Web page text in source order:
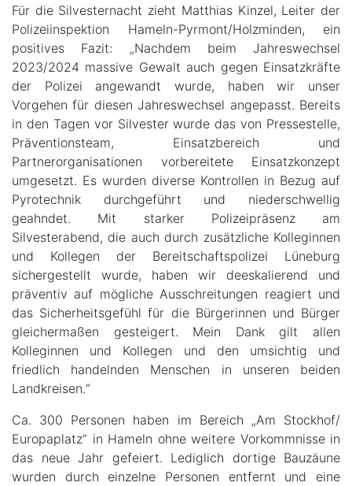
Für die Silvesternacht zieht Matthias Kinzel, Leiter der
Polizeiinspektion Hameln-Pyrmont/Holzminden, ein
positives Fazit: „Nachdem beim Jahreswechsel
2023/2024 massive Gewalt auch gegen Einsatzkräfte
der Polizei angewandt wurde, haben wir unser
Vorgehen für diesen Jahreswechsel angepasst. Bereits
in den Tagen vor Silvester wurde das von Pressestelle,
Präventionsteam, Einsatzbereich und
Partnerorganisationen vorbereitete Einsatzkonzept
umgesetzt. Es wurden diverse Kontrollen in Bezug auf
Pyrotechnik durchgeführt und niederschwellig
geahndet. Mit starker Polizeipräsenz am
Silvesterabend, die auch durch zusätzliche Kolleginnen
und Kollegen der Bereitschaftspolizei Lüneburg
sichergestellt wurde, haben wir deeskalierend und
präventiv auf mögliche Ausschreitungen reagiert und
das Sicherheitsgefühl für die Bürgerinnen und Bürger
gleichermaßen gesteigert. Mein Dank gilt allen
Kolleginnen und Kollegen und den umsichtig und
friedlich handelnden Menschen in unseren beiden
Landkreisen.“
Ca. 300 Personen haben im Bereich „Am Stockhof/
Europaplatz“ in Hameln ohne weitere Vorkommnisse in
das neue Jahr gefeiert. Lediglich dortige Bauzäune
wurden durch einzelne Personen entfernt und eine